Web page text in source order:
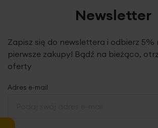
Newsletter
Zapisz się do newslettera i odbierz 5%
pierwsze zakupy! Bądź na bieżąco,
oferty
Adres e-mail